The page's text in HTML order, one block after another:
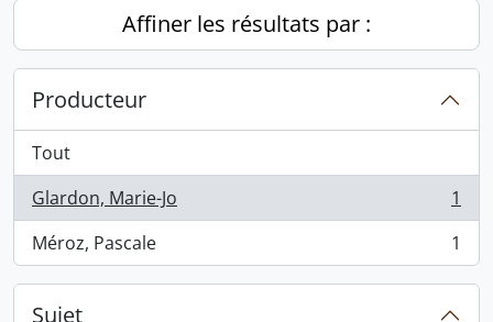
Affiner les résultats par :
Producteur
Tout
Glardon, Marie-Jo
, 1 résultats
1
Méroz, Pascale
, 1 résultats 1
Sujet